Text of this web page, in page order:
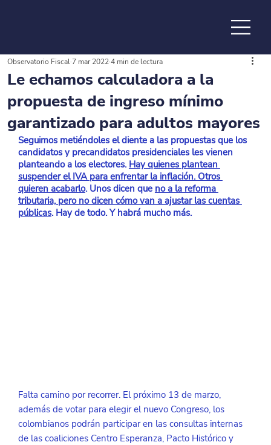
de la
Le echamos calculadora a la
propuesta de ingreso mínimo
garantizado para adultos mayores
Observatorio Fiscal7 mar 20224 min de lectura
Seguimos metiéndoles el diente a las propuestas que los
candidatos y precandidatos presidenciales les vienen
planteando a los electores. Hay quienes plantean
suspender el IVA para enfrentar la inflación. Otros
quieren acabarlo. Unos dicen que no a la reforma
tributaria, pero no dicen cómo van a ajustar las cuentas
públicas. Hay de todo. Y habrá mucho más.
Falta camino por recorrer. El próximo 13 de marzo,
además de votar para elegir el nuevo Congreso, los
colombianos podrán participar en las consultas internas
de las coaliciones Centro Esperanza, Pacto Histórico y